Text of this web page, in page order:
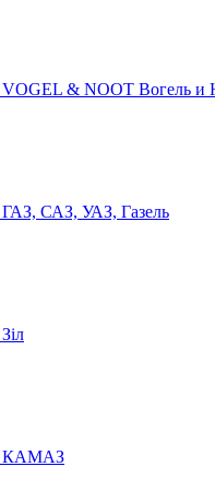
VOGEL & NOOT Вогель и
ГАЗ, САЗ, УАЗ, Газель
КАМАЗ